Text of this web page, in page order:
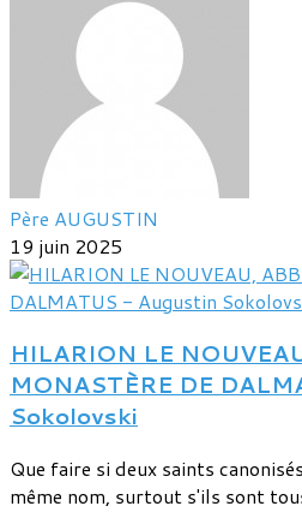
Père AUGUSTIN
19 juin 2025
HILARION LE
MONASTÈRE DE
Sokolovski
Que faire si deux saints
même nom, surtout s'ils sont